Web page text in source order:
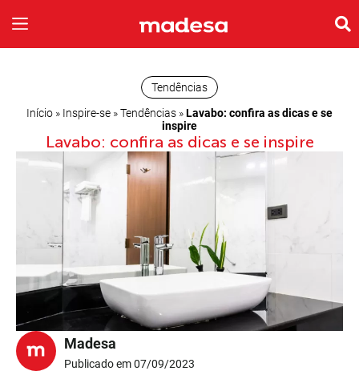
Início » Inspire-se »Tendências »Lavabo: confira as dicas e se
inspire
Tendências
Lavabo: confira as dicas e se inspire
Madesa
Publicado em 07/09/2023